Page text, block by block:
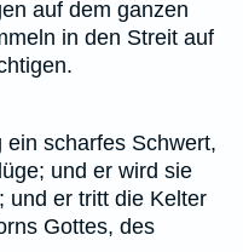
auf dem ganzen
in den Streit auf
scharfes Schwert,
und er wird sie
und er tritt die Kelter
Gottes, des